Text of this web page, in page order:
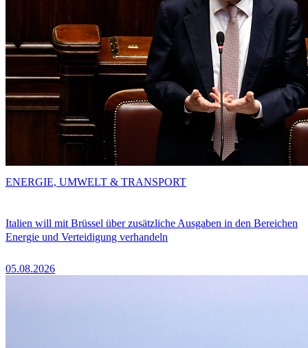
Italien will mit Brüssel über zusätzliche Ausgaben in den Bereichen
Energie und Verteidigung verhandeln
05.08.2026
ENERGIE, UMWELT & TRANSPORT